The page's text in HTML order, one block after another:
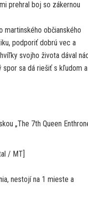
prehral boj so zákernou
martinského občianského
podporiť dobrú vec a
svojho života dával
spor sa dá riešiť s kľudom a
„The 7th Queen
/ MT]
nestojí na 1 mieste a